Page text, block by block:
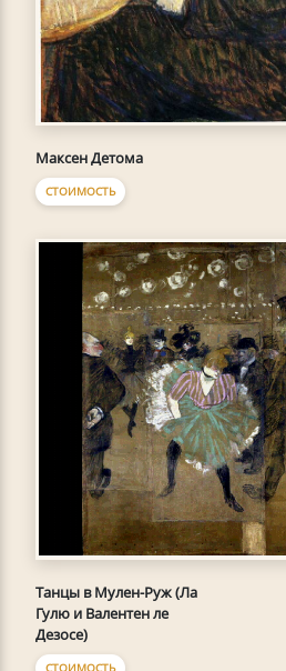
Максен Детома
СТОИМОСТЬ
Танцы в Мулен-Руж (Ла
Гулю и Валентен ле
Дезосе)